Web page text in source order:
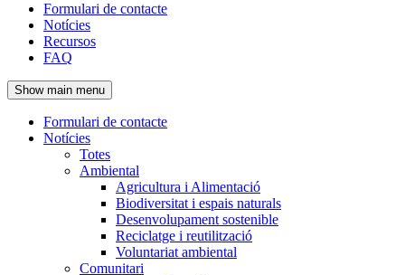
Navegació
principal
de
l'encapçalament
Formulari de contacte
Notícies
Recursos
FAQ
Show main menu
Navegació
principal
Formulari de contacte
Notícies
Totes
Ambiental
Agricultura i Alimentació
Biodiversitat i espais naturals
Desenvolupament sostenible
Reciclatge i reutilització
Voluntariat ambiental
Comunitari